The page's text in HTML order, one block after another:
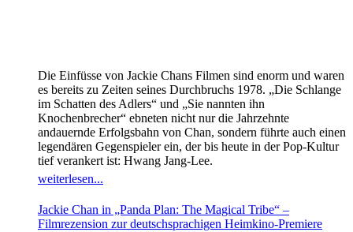
Die Einfüsse von Jackie Chans Filmen sind enorm und waren
es bereits zu Zeiten seines Durchbruchs 1978. „Die Schlange
im Schatten des Adlers“ und „Sie nannten ihn
Knochenbrecher“ ebneten nicht nur die Jahrzehnte
andauernde Erfolgsbahn von Chan, sondern führte auch einen
legendären Gegenspieler ein, der bis heute in der Pop-Kultur
tief verankert ist: Hwang Jang-Lee.
weiterlesen...
Jackie Chan in „Panda Plan: The Magical Tribe“ –
Filmrezension zur deutschsprachigen Heimkino-Premiere